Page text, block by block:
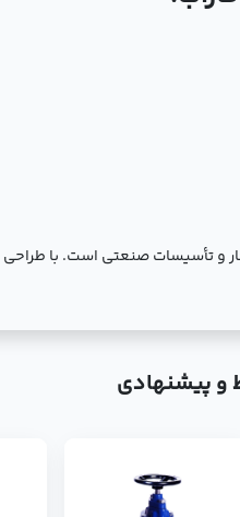
بخار و تأسیسات صنعتی است.
و پیشنهادی